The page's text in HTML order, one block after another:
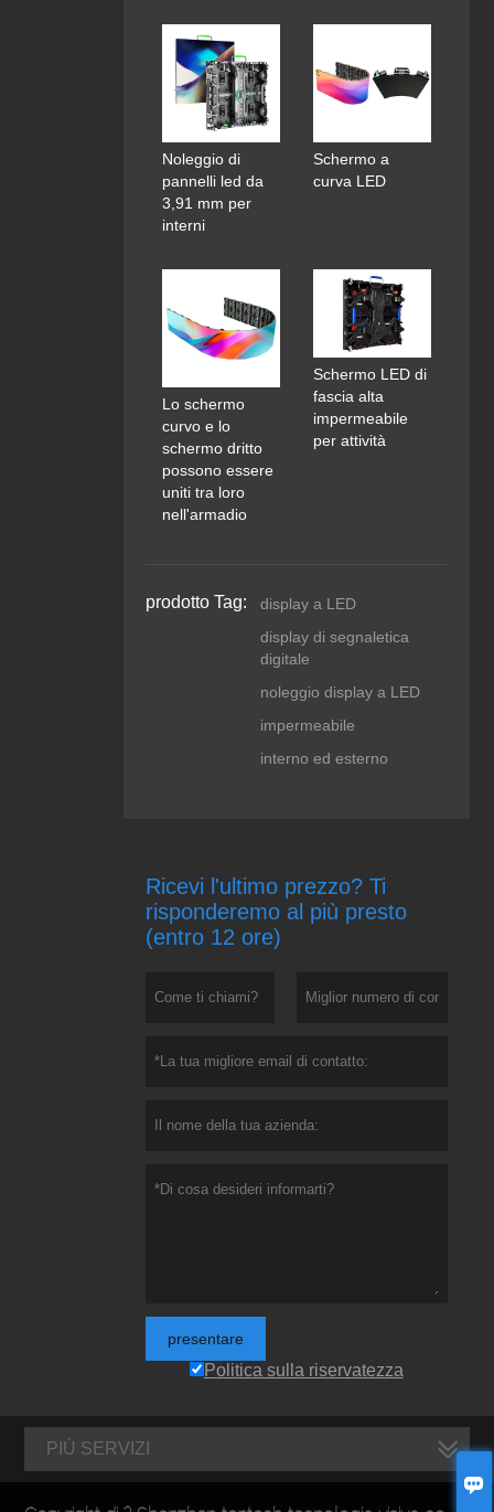

Noleggio di
pannelli led da
3,91 mm per
interni
Schermo a
curva LED
Lo schermo
curvo e lo
schermo dritto
possono essere
uniti tra loro
nell'armadio
Schermo LED di
fascia alta
impermeabile
per attività
prodotto Tag:
display a LED
display di segnaletica
digitale
noleggio display a LED
impermeabile
interno ed esterno
Ricevi l'ultimo prezzo? Ti
risponderemo al più presto
(entro 12 ore)
presentare
Politica sulla riservatezza
PIÙ SERVIZI